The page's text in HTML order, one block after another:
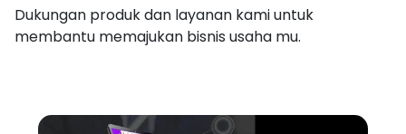
Dukungan produk dan layanan kami untuk
membantu memajukan bisnis usaha mu.